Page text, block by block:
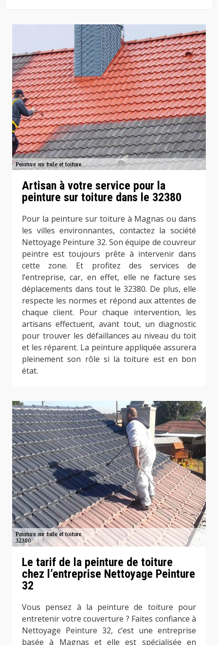
Artisan à votre service pour la
peinture sur toiture dans le 32380
Pour la peinture sur toiture à Magnas ou dans
les villes environnantes, contactez la société
Nettoyage Peinture 32. Son équipe de couvreur
peintre est toujours prête à intervenir dans
cette zone. Et profitez des services de
l’entreprise, car, en effet, elle ne facture ses
déplacements dans tout le 32380. De plus, elle
respecte les normes et répond aux attentes de
chaque client. Pour chaque intervention, les
artisans effectuent, avant tout, un diagnostic
pour trouver les défaillances au niveau du toit
et les réparent. La peinture appliquée assurera
pleinement son rôle si la toiture est en bon
état.
Le tarif de la peinture de toiture
chez l’entreprise Nettoyage Peinture
32
Vous pensez à la peinture de toiture pour
entretenir votre couverture ? Faites confiance à
Nettoyage Peinture 32, c’est une entreprise
basée à Magnas et elle est spécialisée en